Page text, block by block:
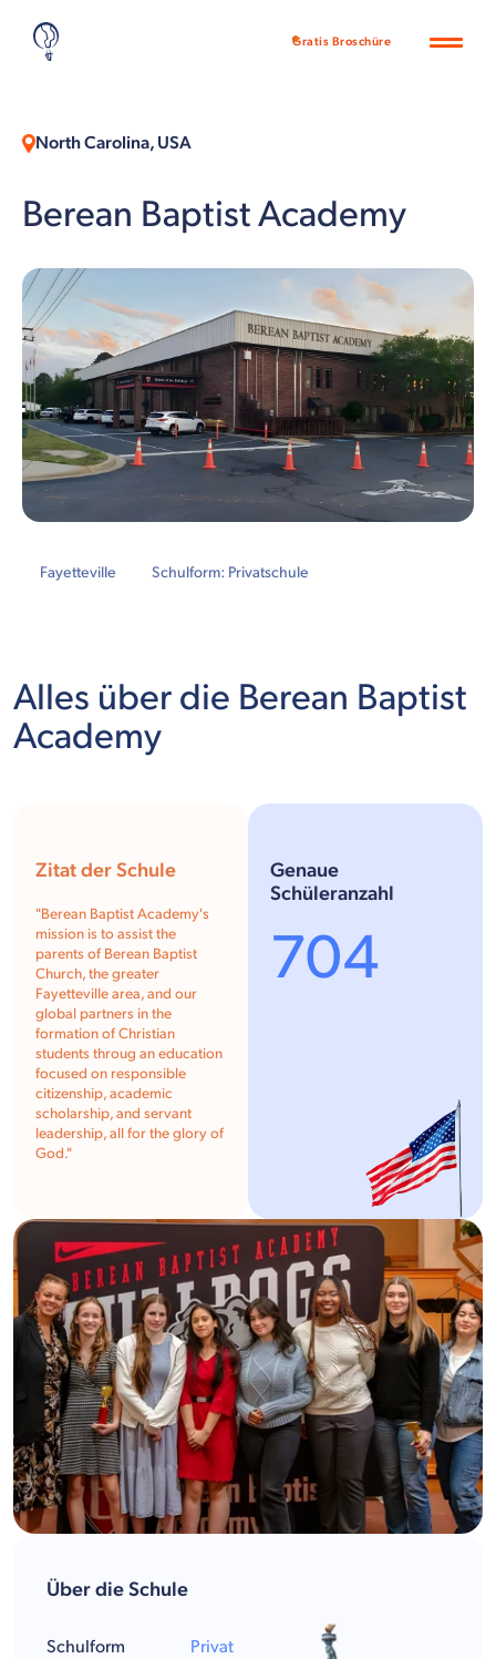
Gratis Broschüre
North Carolina, USA
Berean Baptist Academy
Fayetteville Schulform: Privatschule
Alles über die Berean Baptist
Academy
Über die Schule
Schulform Privat
Zitat der Schule
"Berean Baptist Academy's
mission is to assist the
parents of Berean Baptist
Church, the greater
Fayetteville area, and our
global partners in the
formation of Christian
students throug an education
focused on responsible
citizenship, academic
scholarship, and servant
leadership, all for the glory of
God."
Genaue
Schüleranzahl
704